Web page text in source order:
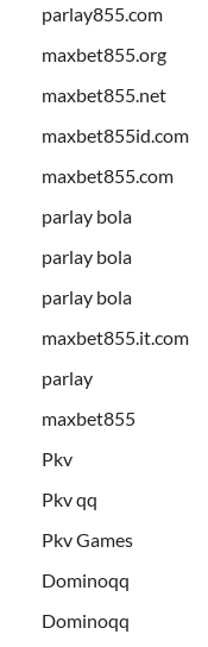
parlay855.com
maxbet855.org
maxbet855.net
maxbet855id.com
maxbet855.com
parlay bola
parlay bola
parlay bola
maxbet855.it.com
parlay
maxbet855
Pkv
Pkv qq
Pkv Games
Dominoqq
Dominoqq